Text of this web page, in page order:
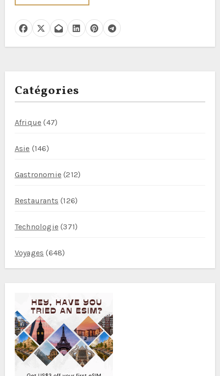
Catégories
Afrique (47)
Asie (146)
Gastronomie(212)
Restaurants (126)
Technologie(371)
Voyages (648)